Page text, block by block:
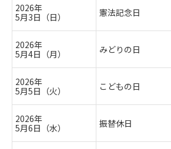
2026年
5月3日（日）
憲法記念日
2026年
5月4日（月）
みどりの日
2026年
5月5日（火）
こどもの日
2026年
5月6日（水）
振替休日